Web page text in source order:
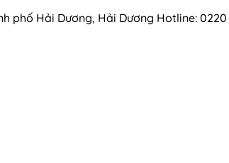
phố Hải Dương, Hải Dương ​Hotline: 0220